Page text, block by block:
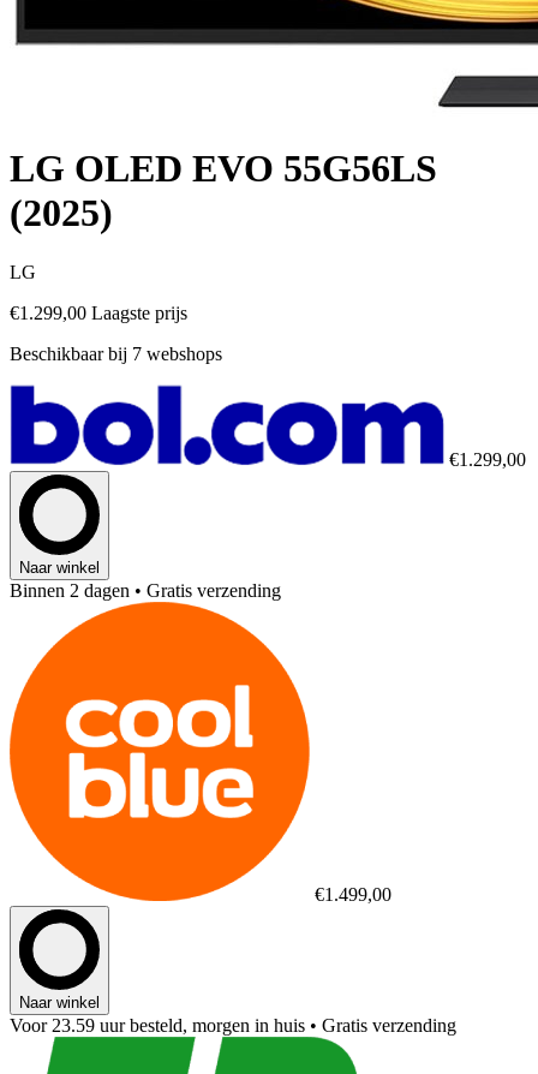
LG OLED EVO 55G56LS
(2025)
LG
€1.299,00 Laagste prijs
Beschikbaar bij 7 webshops
€1.299,00
Naar winkel
Binnen 2 dagen • Gratis verzending
€1.499,00
Naar winkel
Voor 23.59 uur besteld, morgen in huis • Gratis verzending